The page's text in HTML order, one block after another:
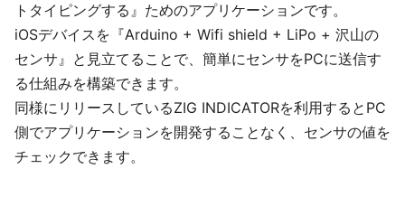
トタイピングする』ためのアプリケーションです。
iOSデバイスを『Arduino + Wifi shield + LiPo + 沢山の
センサ』と見立てることで、簡単にセンサをPCに送信す
る仕組みを構築できます。
同様にリリースしているZIG INDICATORを利用するとPC
側でアプリケーションを開発することなく、センサの値を
チェックできます。